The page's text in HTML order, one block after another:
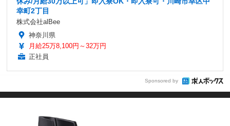
幸町2丁目
株式会社alBee
神奈川県
月給25万8,100円～32万円
正社員
Sponsored by